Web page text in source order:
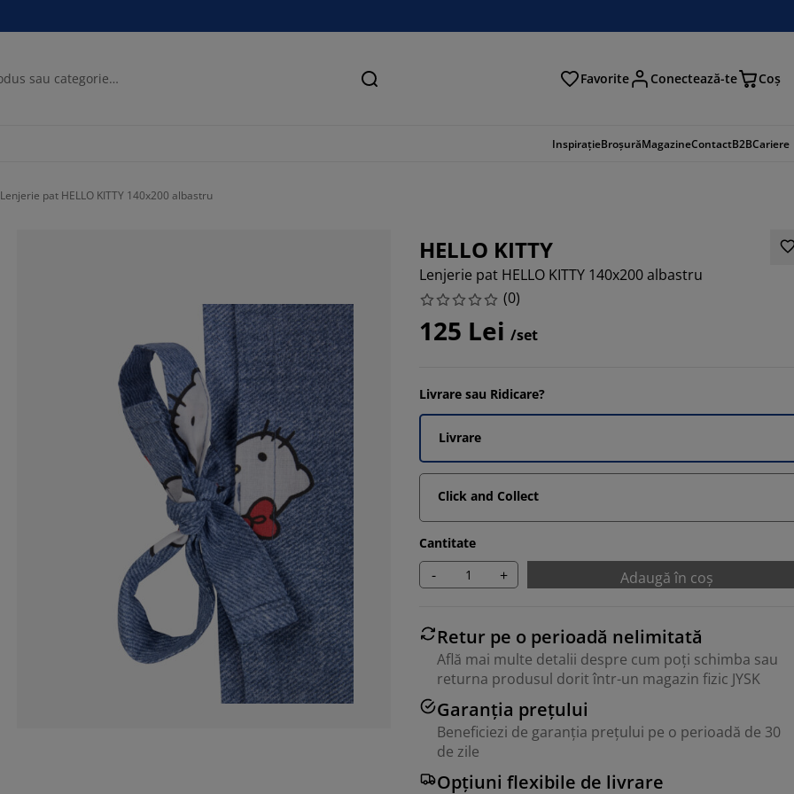
Căutare Favorite Conectează-te Coş
InspirațieBroșurăMagazineContactB2BCariere
Lenjerie pat HELLO KITTY 140x200 albastru
HELLO KITTY
Lenjerie pat HELLO KITTY 140x200 albastru
(0)
125 Lei /set
Livrare sau Ridicare?
Livrare
Click and Collect
Cantitate
- + Adaugă în coș
Retur pe o perioadă nelimitată
Află mai multe detalii despre cum poți schimba sau
returna produsul dorit într-un magazin fizic JYSK
Garanția prețului
Beneficiezi de garanția prețului pe o perioadă de 30
de zile
Opțiuni flexibile de livrare